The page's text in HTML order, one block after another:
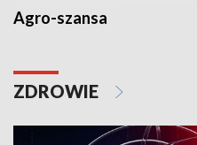
Agro-szansa
ZDROWIE